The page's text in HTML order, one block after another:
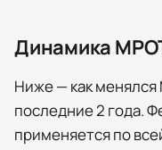
Динамика
Ниже — как
последние2 года.
применяется по